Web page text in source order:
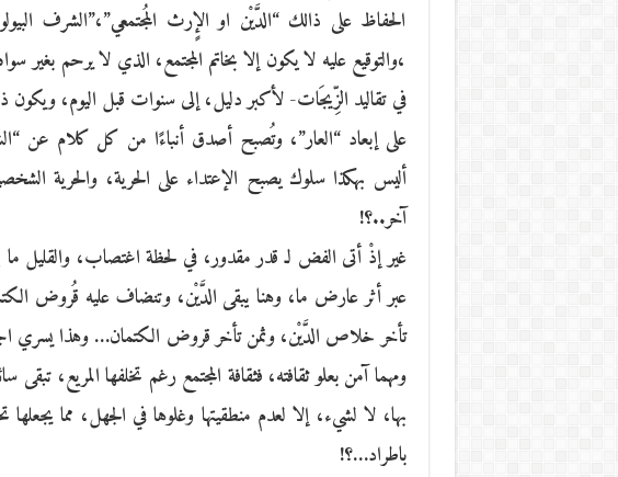
الحفاظ على ذالك “الدَّيْن او الإٍرث المُجتمعي”،”الشرف
،والتوقيع عليه لا يكون إلا بخاتم المجتمع، الذي لا يرحم بغير
في تقاليد الزِّيجَات- لأكبر دليل، إلى سنوات قبل اليوم،
على إبعاد “العار”، وتُصبح أصدق أنباءًا من كل كلام عن
أليس بهكذا سلوك يصبح الإعتداء على الحرية، والحرية
آخر..؟!
غير إذْ أتى الفض لـ قدر مقدور، في لحظة اغتصاب، والقليل ما
عبر أثر عارض ما، وهنا يبقى الدَّيْن، وتنضاف عليه قُروض
تأخر خلاص الدَّيْن، وثمن تأخر قروض الكتمان… وهذا يسري
ومهما آمن بعلو ثقافته، فثقافة المجتمع رغم تخلفها المريع،
بها، لا لشيء، إلا لعدم منطقيتها وغلوها في الجهل، مما
باطراد…؟!